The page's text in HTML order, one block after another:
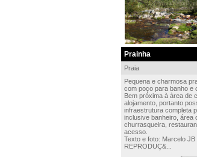
Prainha
Praia
Pequena e charmosa
com poço para banho e
Bem próxima à àrea de
alojamento, portanto
infraestrutura completa
inclusive banheiro, área
churrasqueira,
acesso.
Texto e foto: Marcelo JB
REPRODUÇ&...